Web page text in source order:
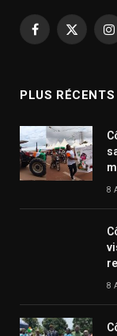
Facebook
X
PLUS RÉCENTS
8
8